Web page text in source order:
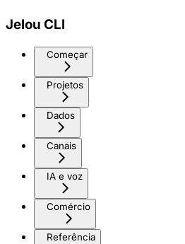
Jelou CLI
Começar
Projetos
Dados
Canais
IA e voz
Comércio
Referência